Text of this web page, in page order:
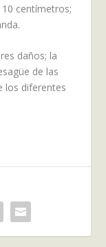
centímetros;
daños; la
de las
los diferentes